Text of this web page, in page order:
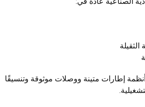
الثقيلة
إطارات متينة ووصلات موثوقة وتنسيقًا